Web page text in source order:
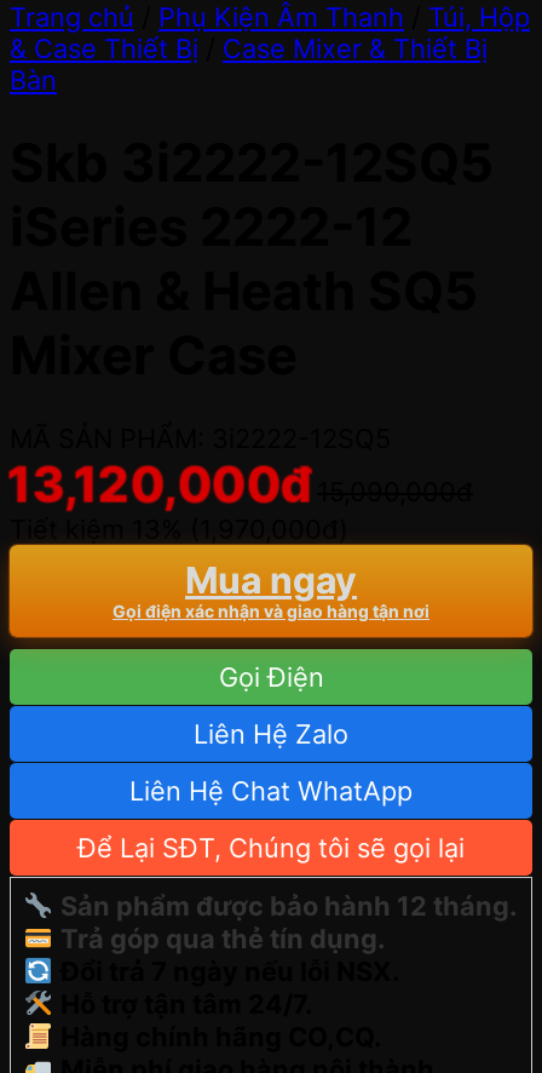
Trang chủ Phụ Kiện Âm Thanh
Túi, Hộp
& Case Thiết Bị
Case Mixer & Thiết Bị
Bàn
13,120,000đ
Mua ngay
Gọi điện xác nhận và giao hàng tận nơi
Gọi Điện
Liên Hệ Zalo
Liên Hệ Chat WhatApp
Để Lại SĐT, Chúng tôi sẽ gọi lại
Sản phẩm được bảo hành 12 tháng.
Trả góp qua thẻ tín dụng.